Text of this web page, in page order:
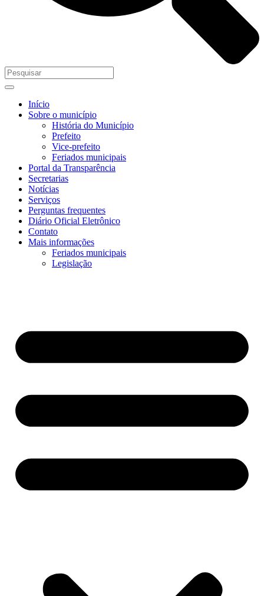
Início
Sobre o município
História do Município
Prefeito
Vice-prefeito
Feriados municipais
Portal da Transparência
Secretarias
Notícias
Serviços
Perguntas frequentes
Diário Oficial Eletrônico
Contato
Mais informações
Feriados municipais
Legislação